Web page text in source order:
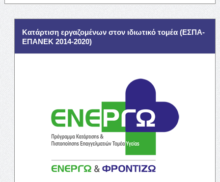
Κατάρτιση εργαζομένων στον ιδιωτικό τομέα (ΕΣΠΑ-
ΕΠΑΝΕΚ 2014-2020)